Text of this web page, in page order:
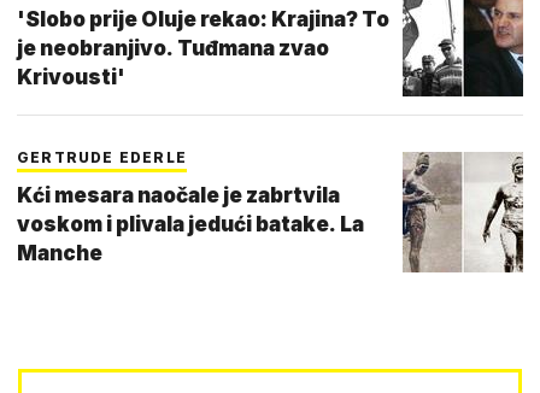
'Slobo prije Oluje rekao: Krajina? To
je neobranjivo. Tuđmana zvao
Krivousti'
GERTRUDE EDERLE
Kći mesara naočale je zabrtvila
voskom i plivala jedući batake. La
Manche